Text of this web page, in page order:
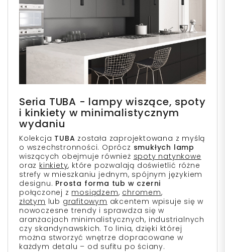
Seria TUBA - lampy wiszące, spoty
i kinkiety w minimalistycznym
wydaniu
Kolekcja TUBA została zaprojektowana z myślą
o wszechstronności. Oprócz smukłych lamp
wiszących obejmuje również spoty natynkowe
oraz kinkiety, które pozwalają doświetlić różne
strefy w mieszkaniu jednym, spójnym językiem
designu. Prosta forma tub w czerni
połączonej z mosiądzem, chromem,
złotym lub grafitowym akcentem wpisuje się w
nowoczesne trendy i sprawdza się w
aranżacjach minimalistycznych, industrialnych
czy skandynawskich. To linia, dzięki której
można stworzyć wnętrze dopracowane w
każdym detalu – od sufitu po ściany.